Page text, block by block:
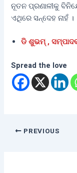
ନୂତନ ପ୍ରଣାଳୀକୁ
ଏଥିରେ ସନ୍ଦେହ ନାହଁ ।
ଡି ଶୁଭମ୍ ,
Spread the love
PREVIOUS